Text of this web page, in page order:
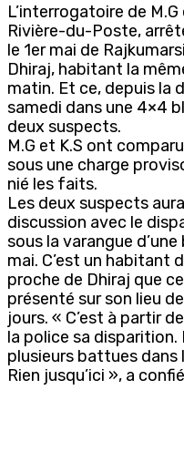
L’interrogatoire de
Rivière-du-Poste,
le 1er mai de
Dhiraj, habitant la
matin. Et ce, depuis la
samedi dans une 4×4
deux suspects.
M.G et K.S ont
sous une charge
nié les faits.
Les deux suspects
discussion avec le
sous la varangue
mai. C’est un habitant
proche de Dhiraj que
présenté sur son lieu
jours. « C’est à partir
la police sa disparition.
plusieurs battues dans
Rien jusqu’ici », a